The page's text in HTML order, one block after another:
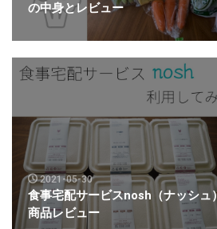
の中身とレビュー
2021-05-30
食事宅配サービスnosh（ナッシュ
商品レビュー